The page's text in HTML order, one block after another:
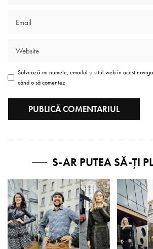
Salvează-mi numele, emailul și situl web în acest
când o să comentez.
S-AR PUTEA SĂ-ȚI